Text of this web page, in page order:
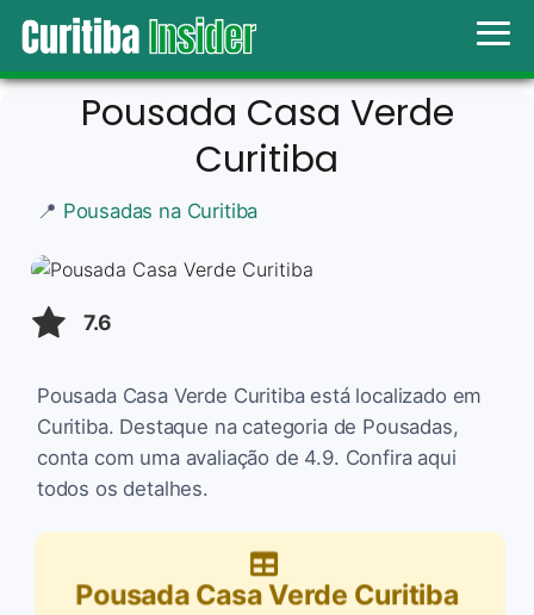
Pousada Casa Verde
Curitiba
📍 Pousadas na Curitiba
7.6
Pousada Casa Verde Curitiba está localizado em
Curitiba. Destaque na categoria de Pousadas,
conta com uma avaliação de 4.9. Confira aqui
todos os detalhes.
Pousada Casa Verde Curitiba